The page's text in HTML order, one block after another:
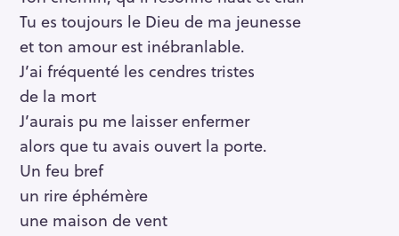
Tu es toujours le Dieu de ma jeunesse
et ton amour est inébranlable.
J’ai fréquenté les cendres tristes
de la mort
J’aurais pu me laisser enfermer
alors que tu avais ouvert la porte.
Un feu bref
un rire éphémère
une maison de vent